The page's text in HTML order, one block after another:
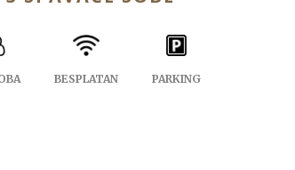
BESPLATAN PARKING